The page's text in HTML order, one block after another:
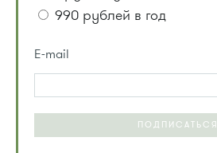
990 рублей в год
E-mail
ПОДПИСАТЬСЯ